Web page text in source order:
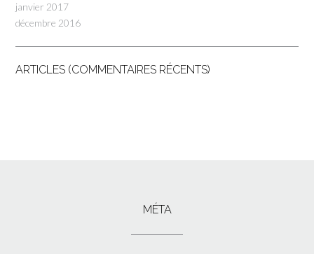
janvier 2017
décembre 2016
ARTICLES (COMMENTAIRES RÉCENTS)
MÉTA